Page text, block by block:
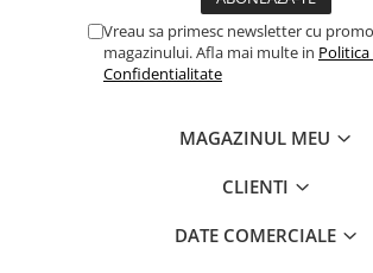
Vreau sa primesc newsletter cu
magazinului. Afla mai multe in Politica
Confidentialitate
MAGAZINUL MEU
CLIENTI
DATE COMERCIALE